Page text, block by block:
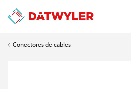
Conectores de cables